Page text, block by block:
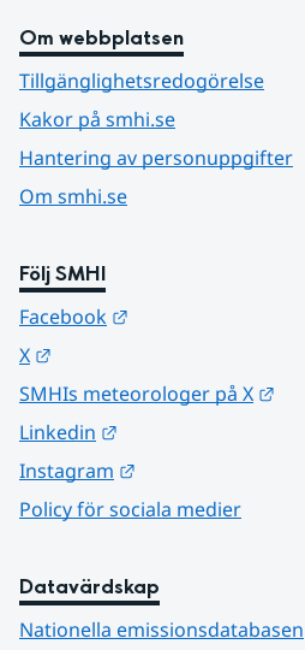
Om webbplatsen
Tillgänglighetsredogörelse
Kakor på smhi.se
Hantering av personuppgifter
Om smhi.se
Följ SMHI
Facebook
X
SMHIs meteorologer på X
Linkedin
Instagram
Policy för sociala medier
Datavärdskap
Nationella emissionsdatabasen